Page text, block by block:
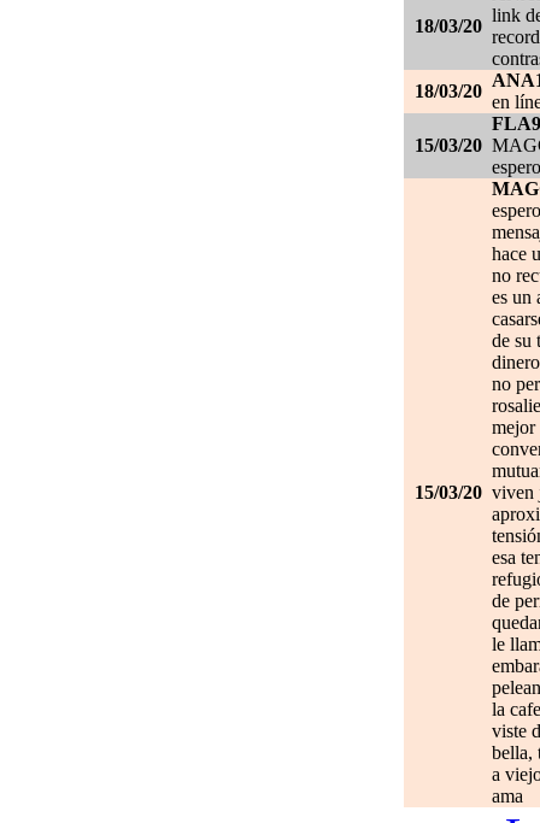
18/03/20
link
18/03/20
en
15/03/20
15/03/20
hace
no
es un
de su
no
mejor
viven
esa
de
le
la
viste
bella,
a
ama